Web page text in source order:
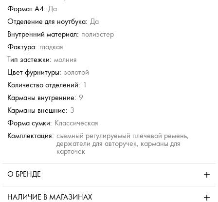
Формат А4: Да
Отделение для ноутбука: Да
Внутренний материал: полиэстер
Фактура: гладкая
Тип застежки: молния
Цвет фурнитуры: золотой
Количество отделений: 1
Карманы внутренние: 9
Карманы внешние: 3
Форма сумки: Классическая
Комплектация: съемный регулируемый плечевой ремень,
держатели для авторучек, карманы для
карточек
О БРЕНДЕ
НАЛИЧИЕ В МАГАЗИНАХ